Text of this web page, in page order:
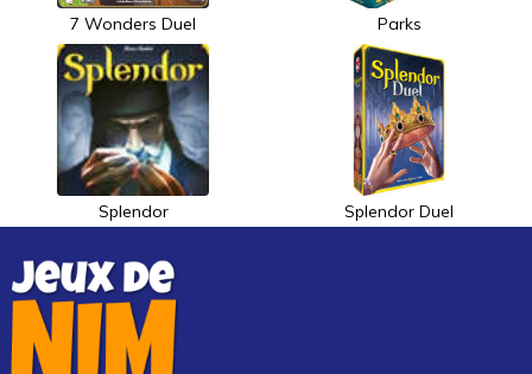
7 Wonders Duel Parks
Splendor Splendor Duel